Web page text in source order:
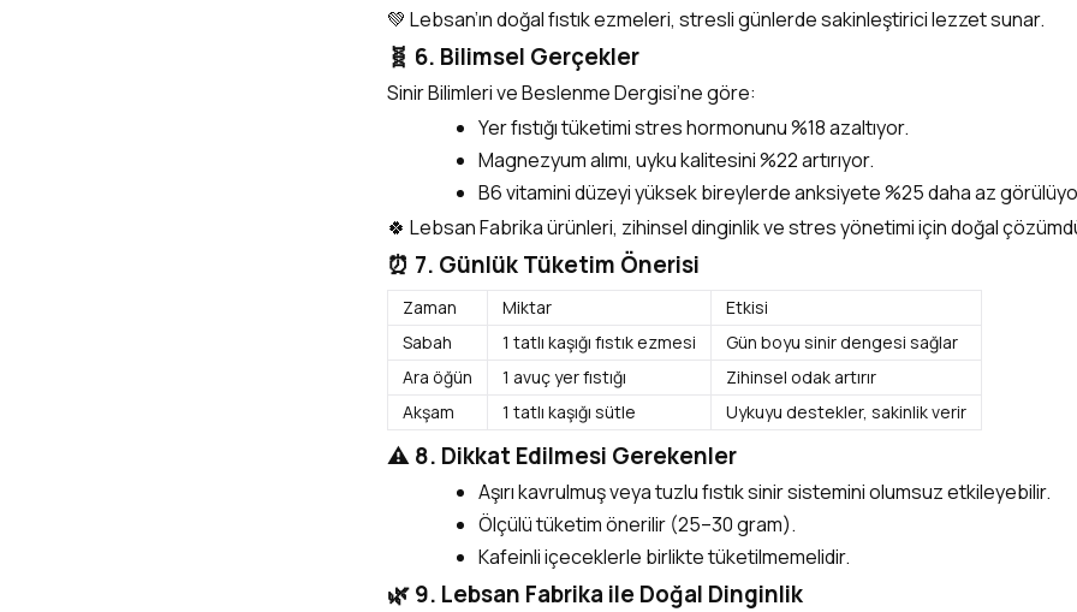
💚 Lebsan’ın doğal fıstık ezmeleri, stresli günlerde sakinleştirici lezzet sunar.
🧬 6. Bilimsel Gerçekler
Sinir Bilimleri ve Beslenme Dergisi’ne göre:
Yer fıstığı tüketimi stres hormonunu %18 azaltıyor.
Magnezyum alımı, uyku kalitesini %22 artırıyor.
B6 vitamini düzeyi yüksek bireylerde anksiyete %25 daha az
🍀 Lebsan Fabrika ürünleri, zihinsel dinginlik ve stres yönetimi için doğal
⏰ 7. Günlük Tüketim Önerisi
Zaman Miktar
Etkisi
Sabah
1 tatlı kaşığı fıstık ezmesi
Gün boyu sinir dengesi sağlar
Ara öğün
1 avuç yer fıstığı
Zihinsel odak artırır
Akşam
1 tatlı kaşığı sütle Uykuyu destekler, sakinlik verir
⚠️ 8. Dikkat Edilmesi Gerekenler
Aşırı kavrulmuş veya tuzlu fıstık sinir sistemini olumsuz etkileyebilir.
Ölçülü tüketim önerilir (25–30 gram).
Kafeinli içeceklerle birlikte tüketilmemelidir.
🌿 9. Lebsan Fabrika ile Doğal Dinginlik